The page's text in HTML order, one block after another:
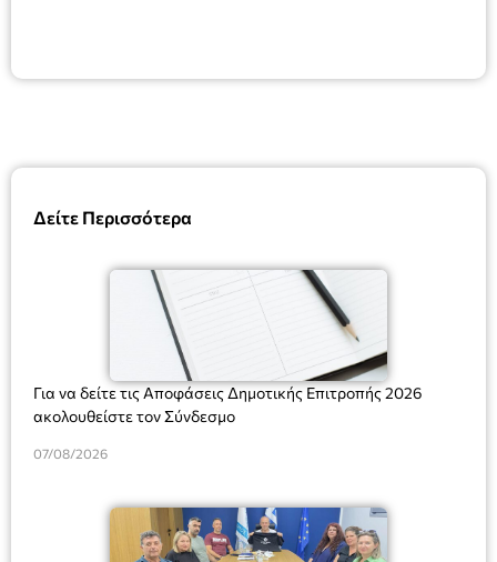
Δείτε Περισσότερα
Για να δείτε τις Αποφάσεις Δημοτικής Επιτροπής 2026
ακολουθείστε τον Σύνδεσμο
07/08/2026